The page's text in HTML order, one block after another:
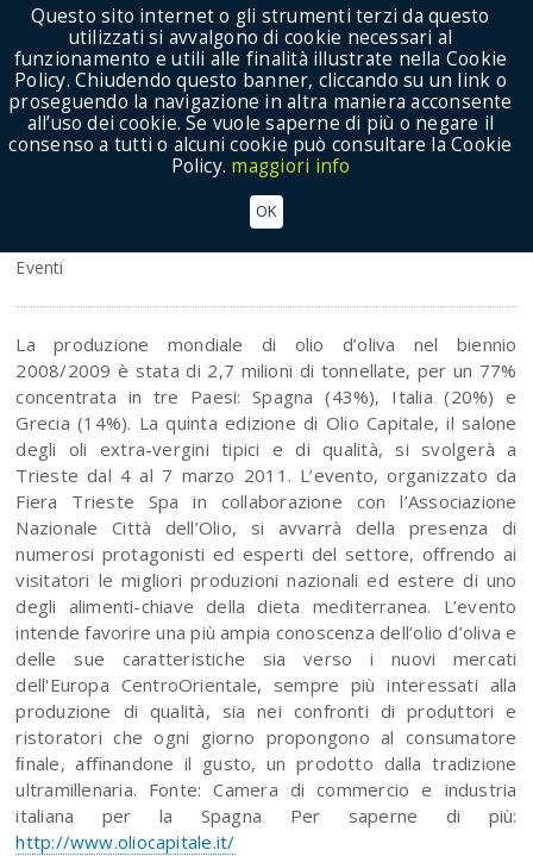
Show Menu
Eventi
La produzione mondiale di olio d’oliva nel biennio
2008/2009 è stata di 2,7 milioni di tonnellate, per un 77%
concentrata in tre Paesi: Spagna (43%), Italia (20%) e
Grecia (14%). La quinta edizione di Olio Capitale, il salone
degli oli extra-vergini tipici e di qualità, si svolgerà a
Trieste dal 4 al 7 marzo 2011. L’evento, organizzato da
Fiera Trieste Spa in collaborazione con l’Associazione
Nazionale Città dell’Olio, si avvarrà della presenza di
numerosi protagonisti ed esperti del settore, oﬀrendo ai
visitatori le migliori produzioni nazionali ed estere di uno
degli alimenti-chiave della dieta mediterranea. L’evento
intende favorire una più ampia conoscenza dell’olio d’oliva e
delle sue caratteristiche sia verso i nuovi mercati
dell'Europa CentroOrientale, sempre più interessati alla
produzione di qualità, sia nei confronti di produttori e
ristoratori che ogni giorno propongono al consumatore
ﬁnale, aﬃnandone il gusto, un prodotto dalla tradizione
ultramillenaria. Fonte: Camera di commercio e industria
italiana per la Spagna Per saperne di più:
http://www.oliocapitale.it/
Questo sito internet o gli strumenti terzi da questo
utilizzati si avvalgono di cookie necessari al
funzionamento e utili alle finalità illustrate nella Cookie
Policy. Chiudendo questo banner, cliccando su un link o
proseguendo la navigazione in altra maniera acconsente
all’uso dei cookie. Se vuole saperne di più o negare il
consenso a tutti o alcuni cookie può consultare la Cookie
Policy. maggiori info
OK